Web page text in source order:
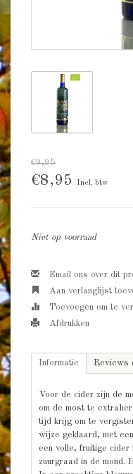
€9,95
€8,95 Incl. btw
Niet op voorraad
Email ons over dit
Aan verlanglijst
Toevoegen om te
Afdrukken
Informatie Reviews
Voor de cider zijn de
om de most te
tijd krijg om te
wijze geklaard, met
een volle, fruitige cider
zuurgraad in de mond.